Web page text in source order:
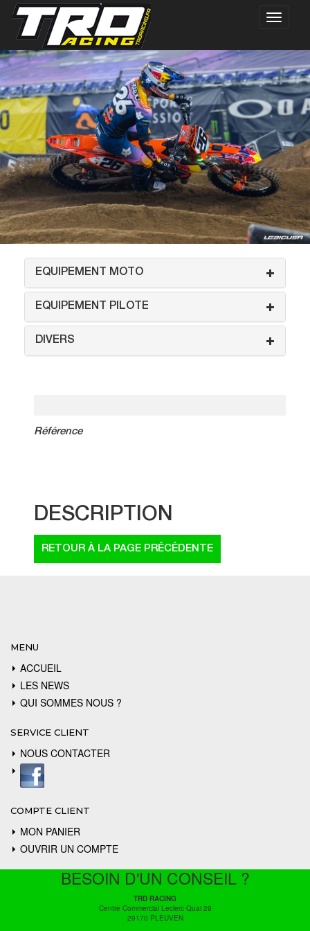
EQUIPEMENT MOTO
EQUIPEMENT PILOTE
DIVERS
Référence
DESCRIPTION
MENU
ACCUEIL
LES NEWS
QUI SOMMES NOUS ?
SERVICE CLIENT
NOUS CONTACTER
COMPTE CLIENT
MON PANIER
OUVRIR UN COMPTE
BESOIN D'UN CONSEIL ?
TRD RACING
Centre Commercial Leclerc Quai 29
29170 PLEUVEN